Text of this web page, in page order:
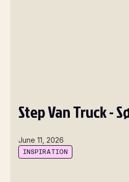
Step Van Truck -
June 11, 2026
INSPIRATION